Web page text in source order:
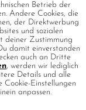
Betrieb der
Andere Cookies, die
der Direktwerbung
und sozialen
deiner Zustimmung
damit einverstanden
auch an Dritte
, werden wir lediglich
Details und alle
Cookie-Einstellungen
anpassen.